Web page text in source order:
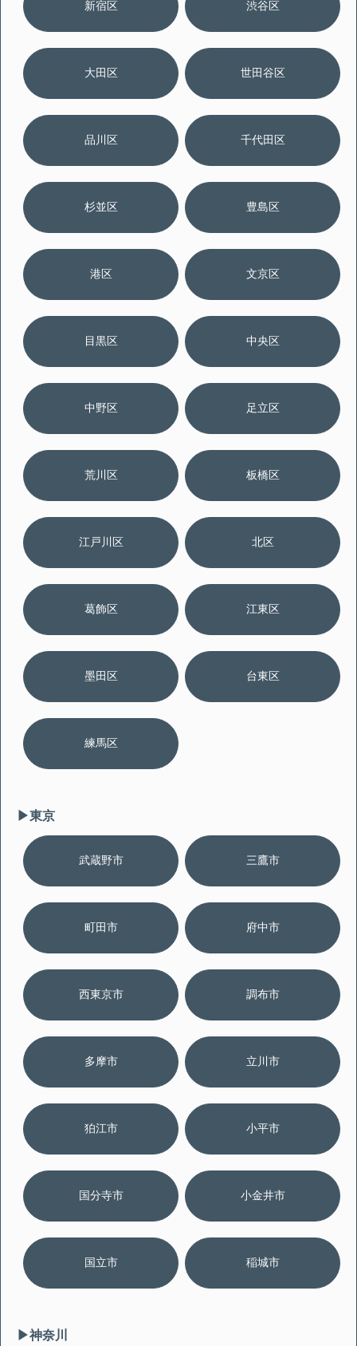
新宿区 渋谷区
大田区 世田谷区
品川区 千代田区
杉並区 豊島区
港区 文京区
目黒区 中央区
中野区 足立区
荒川区 板橋区
江戸川区 北区
葛飾区 江東区
墨田区 台東区
練馬区
▶︎東京
武蔵野市 三鷹市
町田市 府中市
西東京市 調布市
多摩市 立川市
狛江市 小平市
国分寺市 小金井市
国立市 稲城市
▶︎神奈川